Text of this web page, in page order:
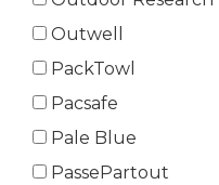
Outwell
PackTowl
Pacsafe
Pale Blue
PassePartout